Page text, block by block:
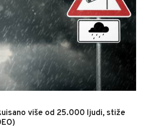
više od 25.000 ljudi, stiže